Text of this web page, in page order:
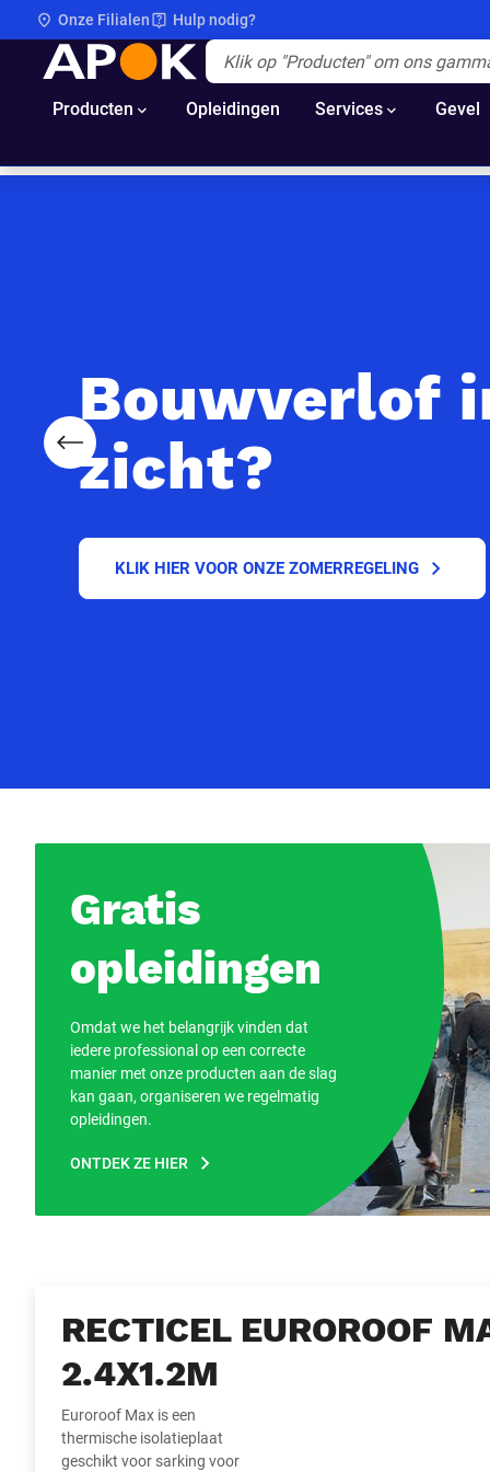
Onze Filialen Hulp nodig?
APOK
Producten Opleidingen Services Gevel
Voorgaande slide
Bouwverlof
zicht?
KLIK HIER VOOR ONZE ZOMERREGELING
Gratis
opleidingen
Omdat we het belangrijk vinden dat
iedere professional op een correcte
manier met onze producten aan de slag
kan gaan, organiseren we regelmatig
opleidingen.
ONTDEK ZE HIER
RECTICEL EUROROOF
2.4X1.2M
Euroroof Max is een
thermische isolatieplaat
geschikt voor sarking voor